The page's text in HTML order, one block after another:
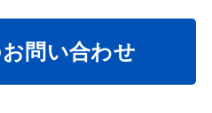
問い合わせ